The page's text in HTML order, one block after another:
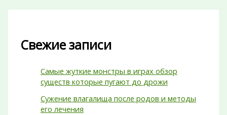
Свежие записи
Самые жуткие монстры в играх обзор
существ которые пугают до дрожи
Сужение влагалища после родов и методы
его лечения